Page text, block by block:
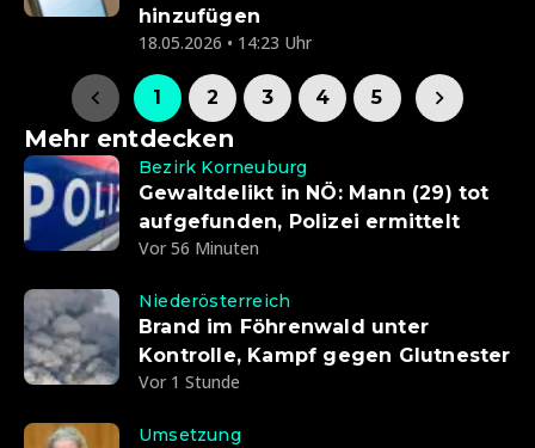
hinzufügen
18.05.2026 • 14:23 Uhr
1 2 3 4 5
Mehr entdecken
Bezirk Korneuburg
Gewaltdelikt in NÖ: Mann (29) tot
aufgefunden, Polizei ermittelt
Vor 56 Minuten
Niederösterreich
Brand im Föhrenwald unter
Kontrolle, Kampf gegen Glutnester
Vor 1 Stunde
Umsetzung